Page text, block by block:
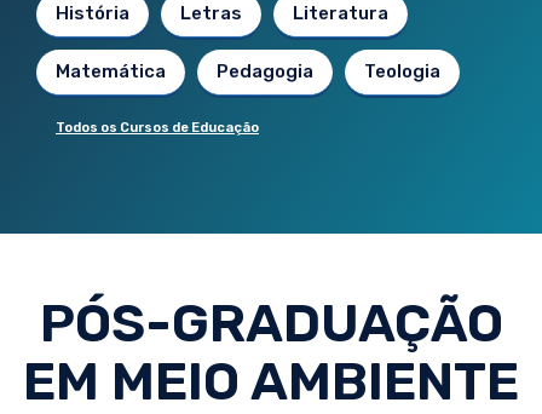
História Letras Literatura
Matemática Pedagogia Teologia
Todos os Cursos de Educação
PÓS-GRADUAÇÃO
EM MEIO AMBIENTE